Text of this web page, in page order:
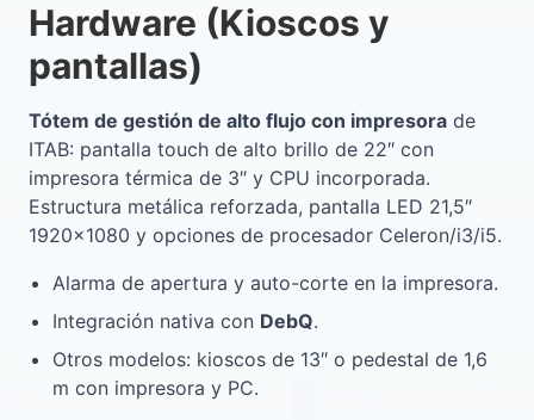
Hardware (Kioscos y
pantallas)
Tótem de gestión de alto flujo con impresora de
ITAB: pantalla touch de alto brillo de 22″ con
impresora térmica de 3″ y CPU incorporada.
Estructura metálica reforzada, pantalla LED 21,5″
1920×1080 y opciones de procesador Celeron/i3/i5.
Alarma de apertura y auto-corte en la impresora.
Integración nativa con DebQ.
Otros modelos: kioscos de 13″ o pedestal de 1,6
m con impresora y PC.